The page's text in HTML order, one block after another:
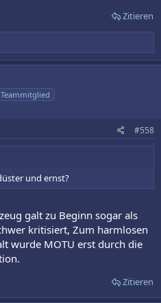
Zitieren
Teammitglied
#558
und ernst?
galt zu Beginn sogar als
kritisiert, Zum harmlosen
wurde MOTU erst durch die
Zitieren